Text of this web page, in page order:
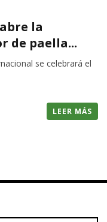
la
de paella...
se celebrará el
LEER MÁS